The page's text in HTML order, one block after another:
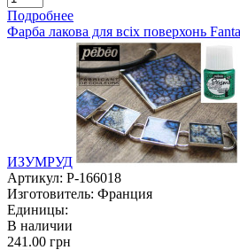
Подробнее
Фарба лакова для всіх поверхонь
ИЗУМРУД
Артикул: P-166018
Изготовитель: Франция
Единицы:
В наличии
241.00 грн